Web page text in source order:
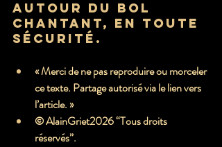
autour du bol
chantant, en toute
sécurité.
« Merci de ne pas reproduire ou morceler
ce texte. Partage autorisé via le lien vers
l’article. »
© AlainGriet2026 “Tous droits
réservés”.